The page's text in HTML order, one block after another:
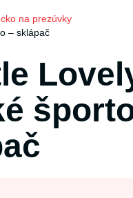
na prezúvky
– sklápač